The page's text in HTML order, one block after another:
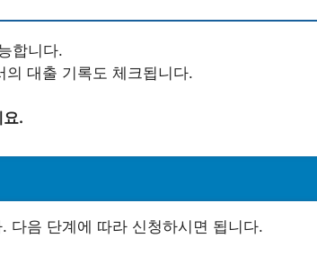
합니다.
대출 기록도 체크됩니다.
요.
다음 단계에 따라 신청하시면 됩니다.